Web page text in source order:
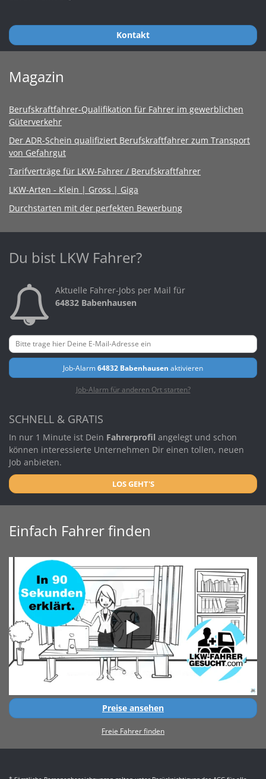
Kontakt
Magazin
Berufskraftfahrer-Qualifikation für Fahrer im gewerblichen
Güterverkehr
Der ADR-Schein qualifiziert Berufskraftfahrer zum Transport
von Gefahrgut
Tarifverträge für LKW-Fahrer / Berufskraftfahrer
LKW-Arten - Klein | Gross | Giga
Durchstarten mit der perfekten Bewerbung
Du bist LKW Fahrer?
Aktuelle Fahrer-Jobs per Mail für
64832 Babenhausen
Job-Alarm64832 Babenhausen aktivieren
Job-Alarm für anderen Ort starten?
SCHNELL & GRATIS
In nur 1 Minute ist Dein Fahrerprofil angelegt und schon
können interessierte Unternehmen Dir einen tollen, neuen
Job anbieten.
LOS GEHT'S
Einfach Fahrer finden
Preise ansehen
Freie Fahrer finden